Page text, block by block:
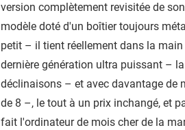
version complètement revisitée de
modèle doté d'un boîtier toujours
petit – il tient réellement dans la
dernière génération ultra puissant –
déclinaisons – et avec davantage de
de 8 –, le tout à un prix inchangé, et
fait l'ordinateur de mois cher de la